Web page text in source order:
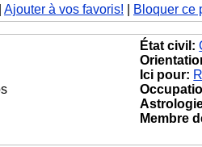
Ajouter à vos favoris! Bloquer ce
État civil:
Ici pour:
Membre